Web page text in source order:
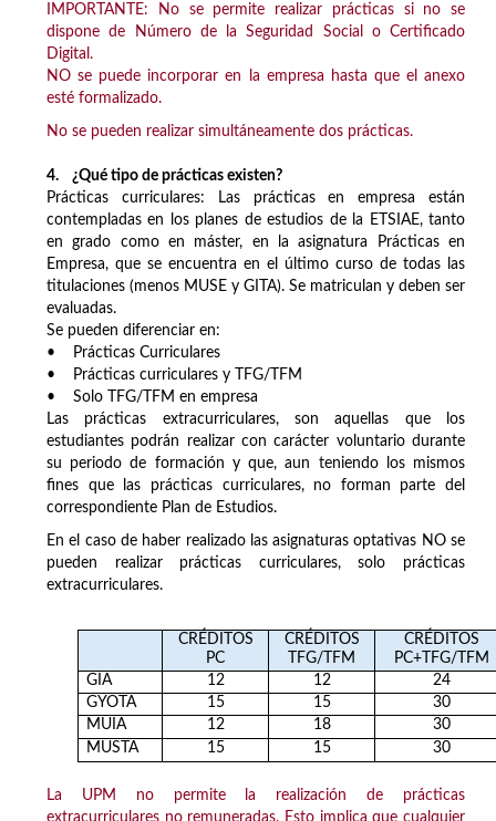
IMPORTANTE: No se permite realizar prácticas si no se
dispone de Número de la Seguridad Social o Certificado
Digital.
NO se puede incorporar en la empresa hasta que el anexo
esté formalizado.
No se pueden realizar simultáneamente dos prácticas.
4. ¿Qué tipo de prácticas existen?
Prácticas curriculares: Las prácticas en empresa están
contempladas en los planes de estudios de la ETSIAE, tanto
en grado como en máster, en la asignatura Prácticas en
Empresa, que se encuentra en el último curso de todas las
titulaciones (menos MUSE y GITA). Se matriculan y deben ser
evaluadas.
Se pueden diferenciar en:
• Prácticas Curriculares
• Prácticas curriculares y TFG/TFM
• Solo TFG/TFM en empresa
Las prácticas extracurriculares, son aquellas que los
estudiantes podrán realizar con carácter voluntario durante
su periodo de formación y que, aun teniendo los mismos
fines que las prácticas curriculares, no forman parte del
correspondiente Plan de Estudios.
En el caso de haber realizado las asignaturas optativas NO se
pueden realizar prácticas curriculares, solo prácticas
extracurriculares.
CRÉDITOS
PC
CRÉDITOS
TFG/TFM
CRÉDITOS
PC+TFG/TFM
GIA
12 12
24
GYOTA
15 15
30
MUIA
12 18
30
MUSTA
15 15 30
La UPM no permite la realización de prácticas